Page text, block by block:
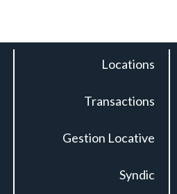
Locations
Transactions
Gestion Locative
Syndic